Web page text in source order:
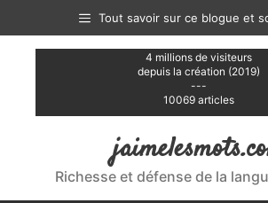
contenu
Tout savoir sur ce blogue et
4 millions de visiteurs
depuis la création (2019)
---
10069 articles
Richesse et défense de la